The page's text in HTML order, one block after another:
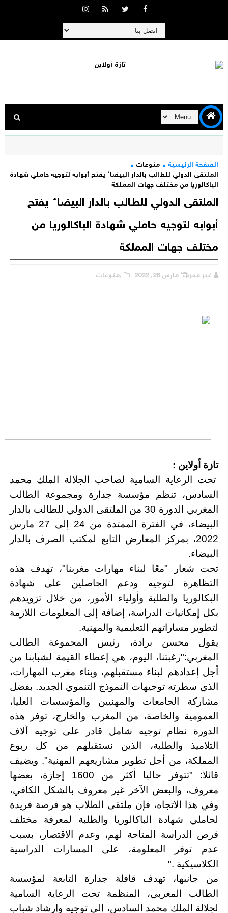
الصفحة الرئيسية
منوعات
الملتقى الدولي للطالب بالدار البيضاء يفتح أبوابه لتوجيه حاملي شهادة
الباكالوريا من مختلف جهات المملكة
الملتقى الدولي للطالب بالدار البيضاء يفتح
أبوابه لتوجيه حاملي شهادة الباكالوريا من
مختلف جهات المملكة
غير معرف مارس 26, 2022 ,منوعات
تازة أولاين :
تحت الرعاية السامية لصاحب الجلالة الملك محمد
السادس، تنظم مؤسسة جدارة ومجموعة الطالب
المغربي الدورة 30 من الملتقى الدولي للطالب بالدار
البيضاء، في الفترة الممتدة من 24 إلى 27 مارس
2022، بمركز
المعارض التابع لمكتب
الصرف بالدار
البيضاء.
تحت شعار "معًا لبناء مهارات مغربنا"، تهدف هذه
التظاهرة لتوجيه ودعم الحاصلين على شهادة
البكالوريا والطلبة وأولياء الأمور، من خلال تزويدهم
بكل إمكانيات الدراسة، إضافة إلى المعلومات اللازمة
لتطوير مساراتهم التعليمية والمهنية.
يقول محسن برادة، رئيس المجموعة الطالب
المغربي:"رغبتنا، اليوم، هي إعطاء القيمة لشبابنا من
أجل إعدادهم لبناء مستقبلهم، وبناء مغرب المهارات،
الذي سطرته توجيهات النموذج التنموي الجديد. بفضل
مشاركة الجامعات والمهنيين والمؤسسات العليا،
العمومية والخاصة، من المغرب والخارج، توفر هذه
الدورة نظام توجيه شامل قادر على توجيه آلاف
التلاميذ والطلبة، الذين نستقبلهم من كل ربوع
المملكة، من أجل تطوير مشاريعهم المهنية". ويضيف
قائلا:
"تتوفر حاليا أكثر من 1600 إجازة، بعضها
معروف، والبعض الآخر غير معروف بالشكل الكافي،
وفي هذا الاتجاه، فإن ملتقى الطلاب هو فرصة فريدة
لحاملي شهادة الباكالوريا والطلبة لمعرفة مختلف
فرص الدراسة المتاحة لهم، وعدم الاقتصار، بسبب
عدم توفر المعلومة، على المسارات الدراسية
الكلاسيكية ".
من جانبها، تهدف قافلة جدارة التابعة لمؤسسة
الطالب المغربي، المنظمة تحت الرعاية السامية
لجلالة الملك محمد السادس، إلى توجيه وإرشاد شباب